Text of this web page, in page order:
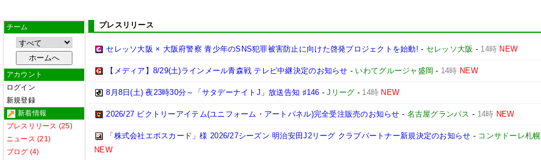
チーム
アカウント
ログイン
新規登録
新着情報
プレスリリース (25)
ニュース (21)
ブログ (4)
プレスリリース
セレッソ大阪 × 大阪府警察 青少年のSNS犯罪被害防止に向けた啓発プロジェクトを始動! - セレッソ大阪 - 14時 NEW
【メディア】8/29(土)ラインメール青森戦 テレビ中継決定のお知らせ - いわてグルージャ盛岡 - 14時 NEW
8月8日(土) 夜23時30分～「サタデーナイトJ」放送告知 ♯146 -Jリーグ - 14時 NEW
2026/27 ビクトリーアイテム(ユニフォーム・アートパネル)完全受注販売のお知らせ - 名古屋グランパス - 14時 NEW
「株式会社エポスカード」様 2026/27シーズン 明治安田J2リーグ クラブパートナー新規決定のお知らせ - コンサドーレ札幌
NEW